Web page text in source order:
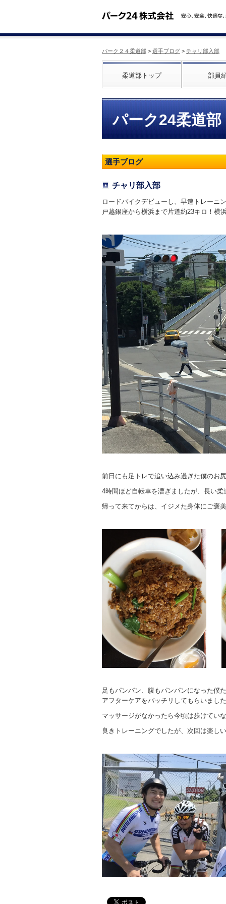
パーク２４柔道部 > 選手ブログ > チャリ部入部
柔道部トップ 部員
パーク24柔道部
選手ブログ
チャリ部入部
ロードバイクデビューし、早速トレーニ
戸越銀座から横浜まで片道約23キロ！横
前日にも足トレで追い込み過ぎた僕のお
4時間ほど自転車を漕ぎましたが、長い
帰って来てからは、イジメた身体にご褒
足もパンパン、腹もパンパンになった僕
アフターケアをバッチリしてもらいまし
マッサージがなかったら今頃は歩けてい
良きトレーニングでしたが、次回は楽し